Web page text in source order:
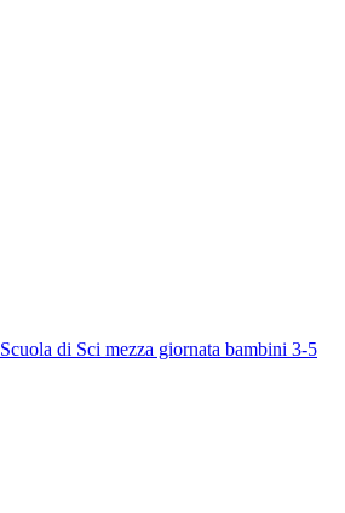
di Sci mezza giornata bambini 3-5